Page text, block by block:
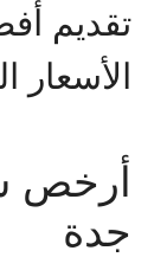
تقديم
الأسعار
أرخص
جدة